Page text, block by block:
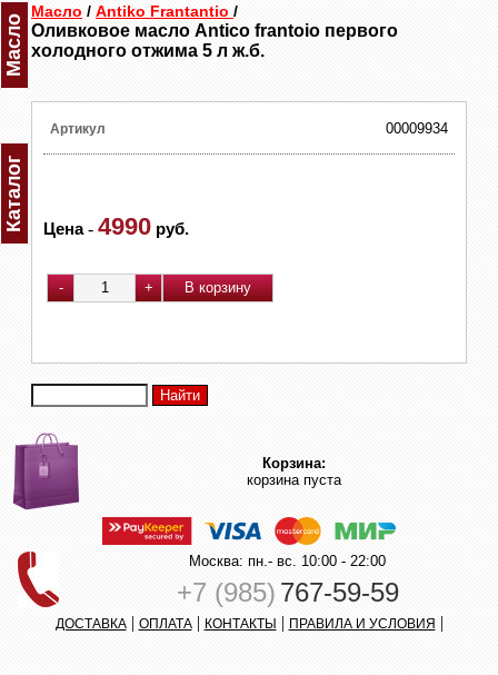
Масло
Каталог
Масло / Antiko Frantantio /
Оливковое масло Antico frantoio первого
холодного отжима 5 л ж.б.
Артикул 00009934
Цена- 4990 руб.
Корзина:
корзина пуста
Москва: пн.- вс. 10:00 - 22:00
+7 (985) 767-59-59
ДОСТАВКА| ОПЛАТА| КОНТАКТЫ | ПРАВИЛА И УСЛОВИЯ |